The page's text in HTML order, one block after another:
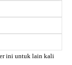
ini untuk lain kali